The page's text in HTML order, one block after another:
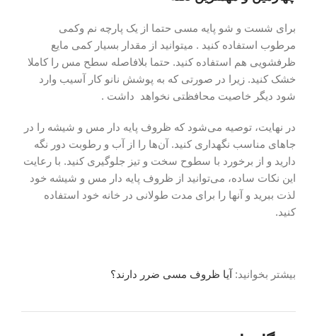
برای شست و شو پایه مسی حتما از یک پارچه نم وکمی
مرطوب استفاده کنید . میتوانید از مقدار بسیار کمی مایع
ظرفشویی هم استفاده کنید. حتما بلافاصله سطح مس را کاملا
خشک کنید. زیرا در صورتی که به پوشش نانو کار آسیب وارد
شود دیگر خاصیت محافظتی نخواهد داشت .
در نهایت، توصیه می‌شود که ظروف پایه دار مس و شیشه را در
جاهای مناسب نگهداری کنید. آن‌ها را از آب و رطوبت دور نگه
دارید و از برخورد با سطوح سخت و تیز جلوگیری کنید. با رعایت
این نکات ساده، می‌توانید از ظروف پایه دار مس و شیشه خود
لذت ببرید و آنها را برای مدت طولانی در خانه خود استفاده
کنید.
بیشتر بخوانید: آیا ظروف مسی ضرر دارند؟